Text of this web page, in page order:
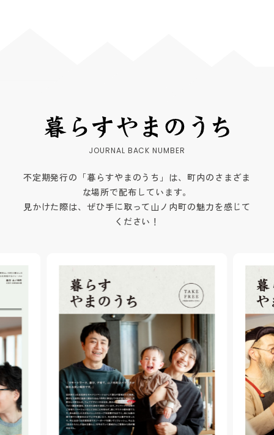
不定期発行の「暮らすやまのうち」は、町内のさまざま
な場所で配布しています。
見かけた際は、ぜひ手に取って山ノ内町の魅力を感じて
ください！